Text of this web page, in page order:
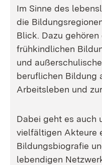
Im Sinne des
die
Blick. Dazu
frühkindlichen
und
beruflichen Bildung
Arbeitsleben und
Dabei geht es auch
vielfältigen Akteure
Bildungsbiografie
lebendigen